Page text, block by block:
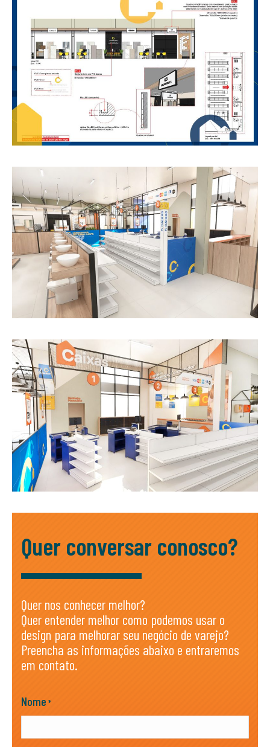
Quer conversar conosco?
Quer nos conhecer melhor?
Quer entender melhor como podemos usar o
design para melhorar seu negócio de varejo?
Preencha as informações abaixo e entraremos
em contato.
Nome *